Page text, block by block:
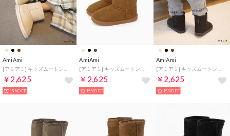
AmiAmi
￥2,625
15%OFF
AmiAmi
￥2,625
15%OFF
AmiAmi
￥2,625
15%OFF